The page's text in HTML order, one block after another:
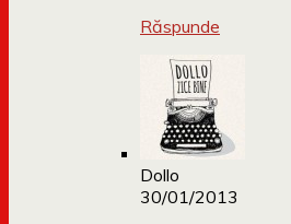
Răspunde
Dollo
30/01/2013